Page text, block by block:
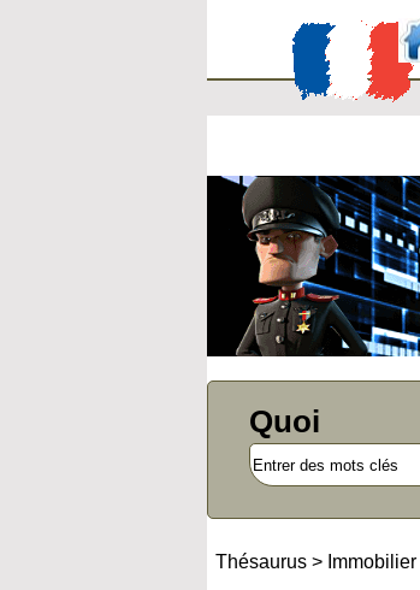
Quoi
Thésaurus > Immobilier